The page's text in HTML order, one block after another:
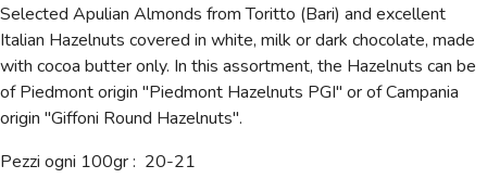
Selected Apulian Almonds from Toritto (Bari) and excellent
Italian Hazelnuts covered in white, milk or dark chocolate, made
with cocoa butter only. In this assortment, the Hazelnuts can be
of Piedmont origin "Piedmont Hazelnuts PGI" or of Campania
origin "Giffoni Round Hazelnuts".
Pezzi ogni 100gr : 20-21